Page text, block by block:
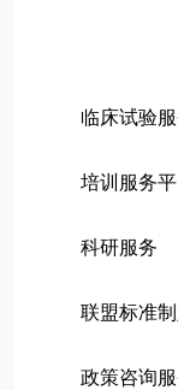
临床试验
培训服务
科研服务
联盟标准
政策咨询